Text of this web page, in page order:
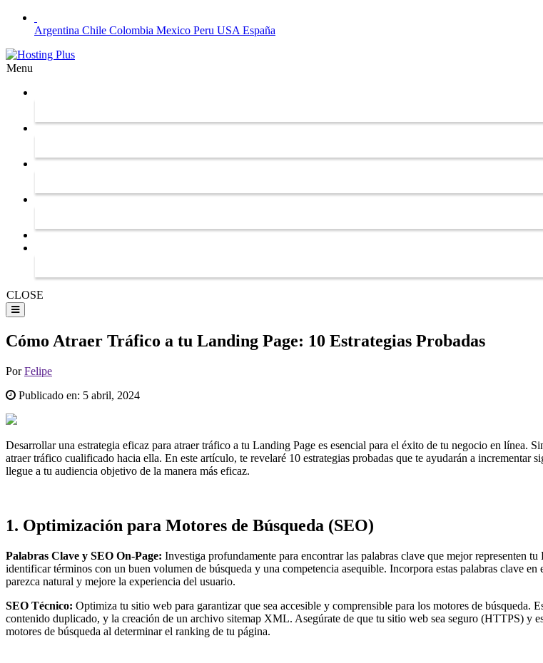
Argentina Chile Colombia Mexico Peru USA España
Menu
CLOSE
Cómo Atraer Tráfico a tu Landing Page: 10 Estrategias Probadas
PorFelipe
Publicado en: 5 abril, 2024
Desarrollar una estrategia eficaz para atraer tráfico a tu Landing Page es esencial para el éxito de tu negocio en línea.
atraer tráfico cualificado hacia ella. En este artículo, te revelaré 10 estrategias probadas que te ayudarán a
llegue a tu audiencia objetivo de la manera más eficaz.
1. Optimización para Motores de Búsqueda (SEO)
Palabras Clave y SEO On-Page: Investiga profundamente para encontrar las palabras clave que mejor
identificar términos con un buen volumen de búsqueda y una competencia asequible. Incorpora estas palabras clave
parezca natural y mejore la experiencia del usuario.
SEO Técnico: Optimiza tu sitio web para garantizar que sea accesible y comprensible para los motores de búsqueda.
contenido duplicado, y la creación de un archivo sitemap XML. Asegúrate de que tu sitio web sea seguro (HTTPS) y
motores de búsqueda al determinar el ranking de tu página.